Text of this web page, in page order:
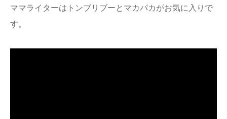
ママライターはトンブリブーとマカパカがお気に入りで
す。